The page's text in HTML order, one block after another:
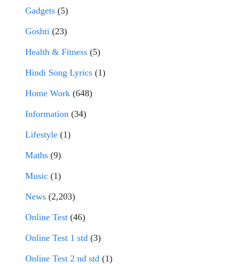
Gadgets (5)
Goshti (23)
Health & Fitness (5)
Hindi Song Lyrics (1)
Home Work (648)
Information (34)
Lifestyle (1)
Maths (9)
Music (1)
News (2,203)
Online Test (46)
Online Test 1 std (3)
Online Test 2 nd std (1)